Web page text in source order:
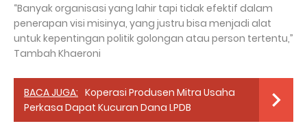
“Banyak organisasi yang lahir tapi tidak efektif dalam
penerapan visi misinya, yang justru bisa menjadi alat
untuk kepentingan politik golongan atau person tertentu,”
Tambah Khaeroni
BACA JUGA: Koperasi Produsen Mitra Usaha
Perkasa Dapat Kucuran Dana LPDB